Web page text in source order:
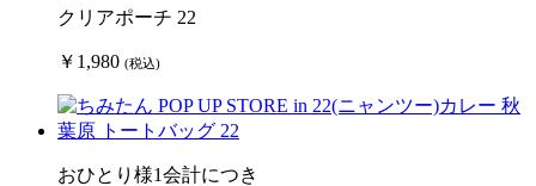
クリアポーチ 22
￥1,980 (税込)
おひとり様1会計につき